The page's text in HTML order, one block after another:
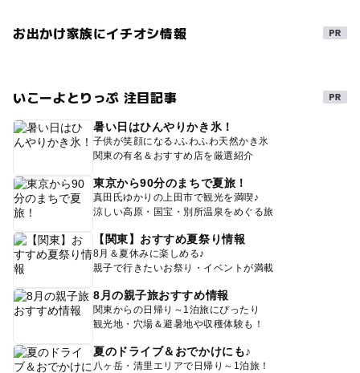
お出かけ家族にイチオシ情報
いこーよとりっぷ 注目記事
暑い日はひんやりかき氷！
子供が笑顔になる♪ふわふわ天然かき氷
関東の有名＆おすすめ店を厳選紹介
東京から90分のまちで夏旅！
真田氏ゆかりの上田市で観光を満喫♪
涼しい高原・国宝・別所温泉をめぐる旅
【関東】おすすめ夏祭り情報
8月＆夏休みに楽しめる♪
親子で行きたいお祭り・イベントが満載
8月の親子旅おすすめ情報
関東からの日帰り～1泊旅にぴったり
観光地・穴場＆避暑地や収穫体験も！
夏のドライブ＆おでかけにも♪
八ヶ岳・清里エリアで日帰り～1泊旅！